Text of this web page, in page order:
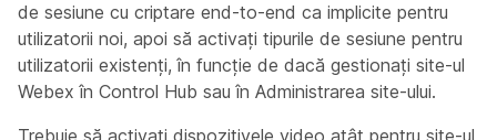
de sesiune cu criptare end-to-end ca implicite pentru
utilizatorii noi, apoi să activați tipurile de sesiune pentru
utilizatorii existenți, în funcție de dacă gestionați site-ul
Webex în Control Hub sau în Administrarea site-ului.
Trebuie să activați dispozitivele video atât pentru site-ul